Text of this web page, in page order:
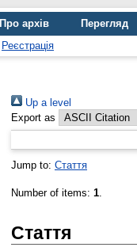
Про архів Перегляд
Реєстрація
Up a level
Export as
Jump to: Стаття
Number of items: 1.
Стаття